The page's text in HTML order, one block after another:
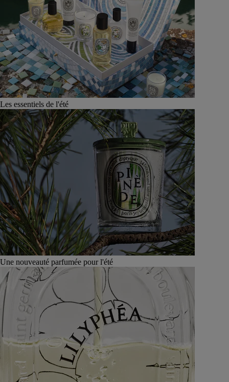
Les essentiels de l'été
Une nouveauté parfumée pour l'été